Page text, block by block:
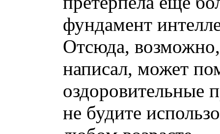
фундамент
Отсюда,
написал, может
оздоровительные
не будите